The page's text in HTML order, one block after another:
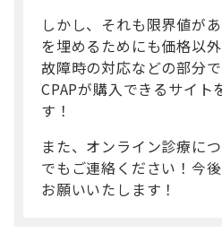
しかし、それも限界値が
を埋めるためにも価格以
故障時の対応などの部分
CPAPが購入できるサイト
す！
また、オンライン診療に
でもご連絡ください！今
お願いいたします！